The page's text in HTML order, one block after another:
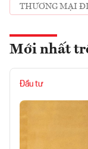
THƯƠNG MẠI
Mới nhất
Đầu tư